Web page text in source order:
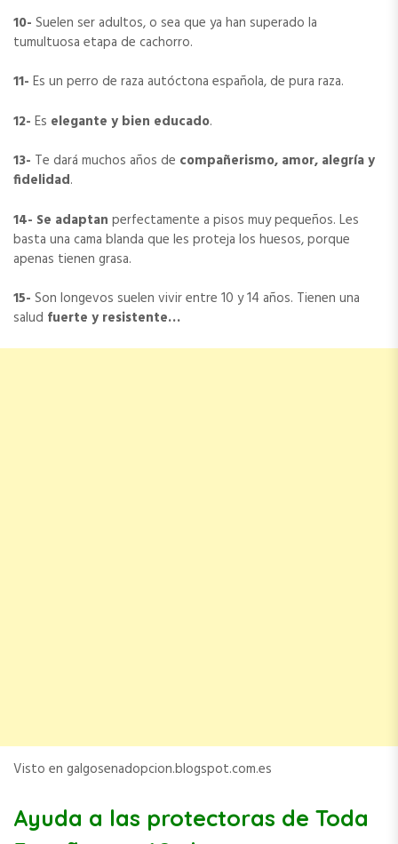
10- Suelen ser adultos, o sea que ya han superado la
tumultuosa etapa de cachorro.
11- Es un perro de raza autóctona española, de pura raza.
12- Es elegante y bien educado.
13- Te dará muchos años de compañerismo, amor, alegría y
fidelidad.
14- Se adaptan perfectamente a pisos muy pequeños. Les
basta una cama blanda que les proteja los huesos, porque
apenas tienen grasa.
15- Son longevos suelen vivir entre 10 y 14 años. Tienen una
salud fuerte y resistente…
Visto en galgosenadopcion.blogspot.com.es
Ayuda a las protectoras de Toda